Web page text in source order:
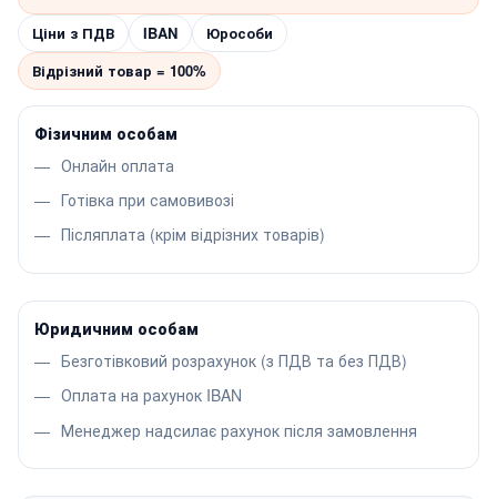
Ціни з ПДВ IBAN
Юрособи
Відрізний товар = 100%
Фізичним особам
Онлайн оплата
Готівка при самовивозі
Післяплата (крім відрізних товарів)
Юридичним особам
Безготівковий розрахунок (з ПДВ та без ПДВ)
Оплата на рахунок IBAN
Менеджер надсилає рахунок після замовлення